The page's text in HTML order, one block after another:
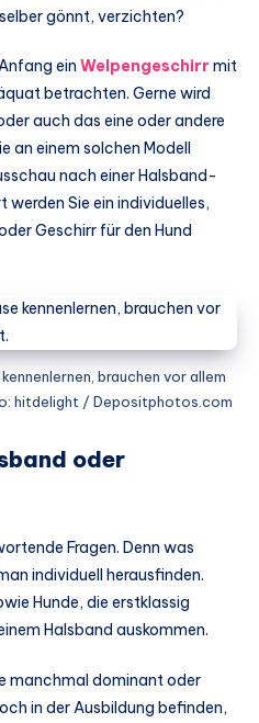
gönnt, verzichten?
ein Welpengeschirr mit
betrachten. Gerne wird
auch das eine oder andere
an einem solchen Modell
nach einer Halsband-
Sie ein individuelles,
Geschirr für den Hund
brauchen vor allem
hitdelight / Depositphotos.com
oder
Fragen. Denn was
individuell herausfinden.
Hunde, die erstklassig
Halsband auskommen.
manchmal dominant oder
in der Ausbildung befinden,